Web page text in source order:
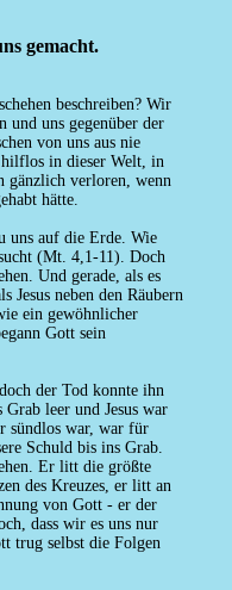
gemacht.
beschreiben? Wir
und uns gegenüber der
von uns aus nie
in dieser Welt, in
gänzlich verloren, wenn
hätte.
uns auf die Erde. Wie
(Mt. 4,1-11). Doch
Und gerade, als es
Jesus neben den Räubern
ein gewöhnlicher
Gott sein
der Tod konnte ihn
leer und Jesus war
sündlos war, war für
Schuld bis ins Grab.
Er litt die größte
des Kreuzes, er litt an
von Gott - er der
dass wir es uns nur
trug selbst die Folgen